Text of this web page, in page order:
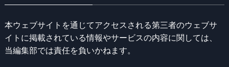
本ウェブサイトを通じてアクセスされる第三者のウェブサ
イトに掲載されている情報やサービスの内容に関しては、
当編集部では責任を負いかねます。